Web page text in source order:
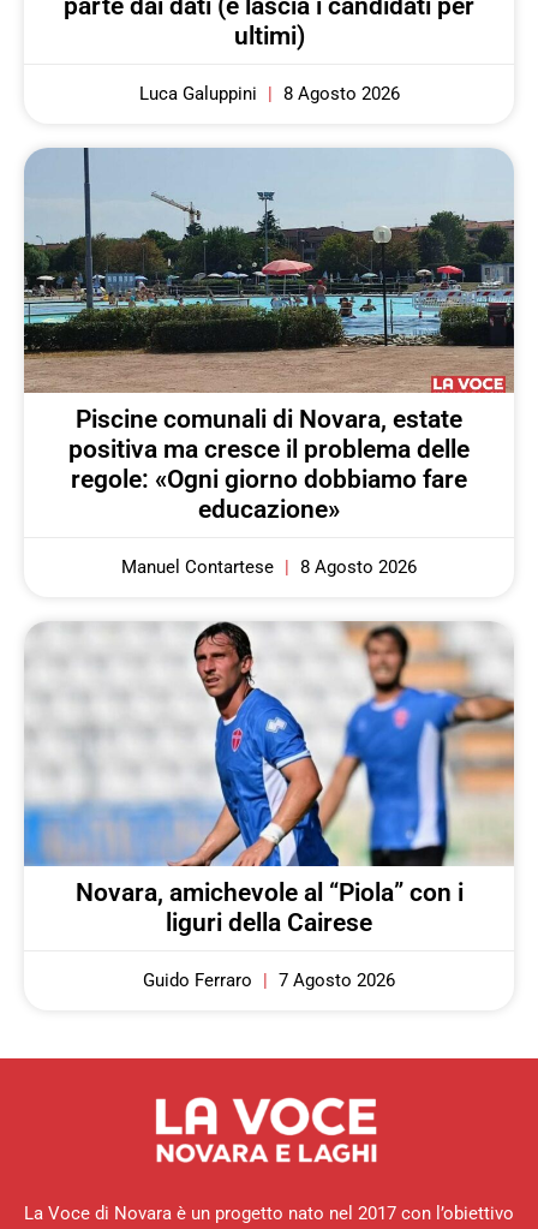
parte dai dati (e lascia i candidati per
ultimi)
Luca Galuppini 8 Agosto 2026
Piscine comunali di Novara, estate
positiva ma cresce il problema delle
regole: «Ogni giorno dobbiamo fare
educazione»
Manuel Contartese 8 Agosto 2026
Novara, amichevole al “Piola” con i
liguri della Cairese
Guido Ferraro 7 Agosto 2026
La Voce di Novara è un progetto nato nel 2017 con l’obiettivo